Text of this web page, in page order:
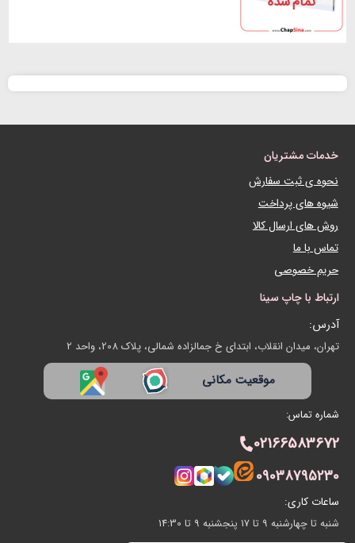
خدمات مشتریان
نحوه ی ثبت سفارش
شیوه های پرداخت
روش های ارسال کالا
تماس با ما
حریم خصوصی
ارتباط با چاپ سینا
آدرس:
تهران، میدان انقلاب، ابتدای خ جمالزاده شمالی، پلاک 208، واحد 2
موقعیت مکانی
شماره تماس:
02166583672
09038795230
ساعات کاری:
شنبه تا چهارشنبه 9 تا 17 پنجشنبه 9 تا 14:30